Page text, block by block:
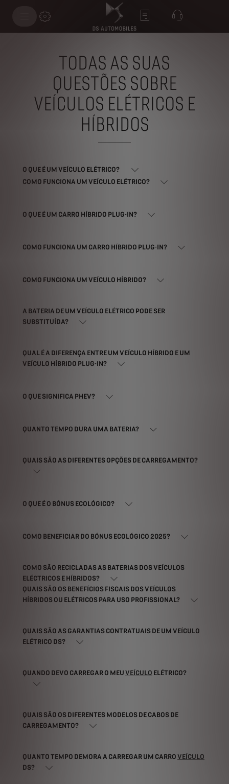
TODAS AS SUAS
QUESTÕES SOBRE
VEÍCULOS ELÉTRICOS E
HÍBRIDOS
O QUE É UM VEÍCULO ELÉTRICO?
COMO FUNCIONA UM VEÍCULO ELÉTRICO?
O QUE É UM CARRO HÍBRIDO PLUG-IN?
COMO FUNCIONA UM CARRO HÍBRIDO PLUG-IN?
COMO FUNCIONA UM VEÍCULO HÍBRIDO?
A BATERIA DE UM VEÍCULO ELÉTRICO PODE SER
SUBSTITUÍDA?
QUAL É A DIFERENÇA ENTRE UM VEÍCULO HÍBRIDO E UM
VEÍCULO HÍBRIDO PLUG-IN?
O QUE SIGNIFICA PHEV?
QUANTO TEMPO DURA UMA BATERIA?
QUAIS SÃO AS DIFERENTES OPÇÕES DE CARREGAMENTO?
O QUE É O BÓNUS ECOLÓGICO?
COMO BENEFICIAR DO BÓNUS ECOLÓGICO 2025?
COMO SÃO RECICLADAS AS BATERIAS DOS VEÍCULOS
ELÉCTRICOS E HÍBRIDOS?
QUAIS SÃO OS BENEFÍCIOS FISCAIS DOS VEÍCULOS
HÍBRIDOS OU ELÉTRICOS PARA USO PROFISSIONAL?
QUAIS SÃO AS GARANTIAS CONTRATUAIS DE UM VEÍCULO
ELÉTRICO DS?
QUANDO DEVO CARREGAR O MEU VEÍCULO ELÉTRICO?
QUAIS SÃO OS DIFERENTES MODELOS DE CABOS DE
CARREGAMENTO?
QUANTO TEMPO DEMORA A CARREGAR UM CARRO VEÍCULO
DS?